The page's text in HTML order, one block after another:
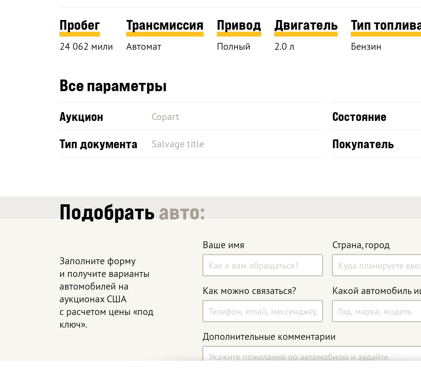
Пробег
24 062 мили
Трансмиссия
Автомат
Привод
Полный
Двигатель
2.0 л
Тип
Бензин
Все параметры
Аукцион Copart Состояние
Тип документа Salvage title Покупатель
Подобратьавто:
Заполните форму
и получите варианты
автомобилей на
аукционах США
с расчетом цены «под
ключ».
Ваше имя Страна, город
Как можно связаться? Какой автомобиль
Дополнительные комментарии